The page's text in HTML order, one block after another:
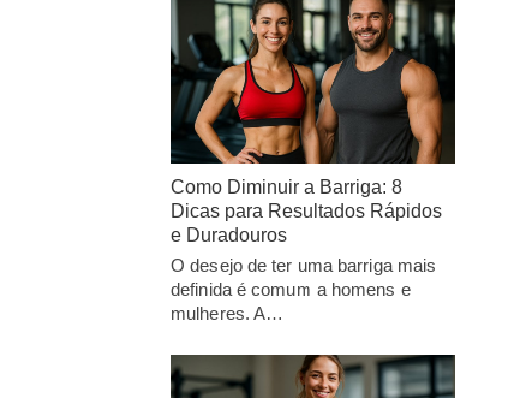
Como Diminuir a Barriga: 8
Dicas para Resultados Rápidos
e Duradouros
O desejo de ter uma barriga mais
definida é comum a homens e
mulheres. A…